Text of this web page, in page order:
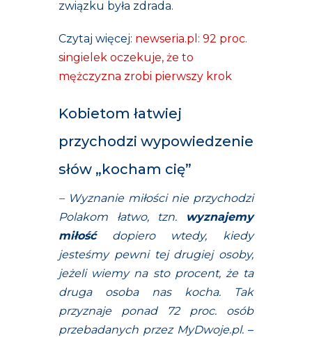
związku była zdrada.
Czytaj więcej: newseria.pl: 92 proc.
singielek oczekuje, że to
mężczyzna zrobi pierwszy krok
Kobietom łatwiej
przychodzi wypowiedzenie
słów „kocham cię”
– Wyznanie miłości nie przychodzi
Polakom łatwo, tzn.
wyznajemy
miłośćdopiero wtedy, kiedy
jesteśmy pewni tej drugiej osoby,
jeżeli wiemy na sto procent, że ta
druga osoba nas kocha. Tak
przyznaje ponad 72 proc. osób
przebadanych przez MyDwoje.pl. –